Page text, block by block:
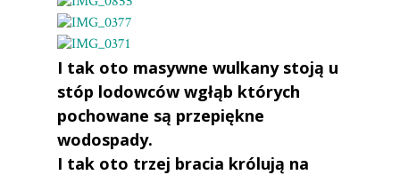
I tak oto masywne wulkany stoją u
stóp lodowców wgłąb których
pochowane są przepiękne
wodospady.
I tak oto trzej bracia królują na